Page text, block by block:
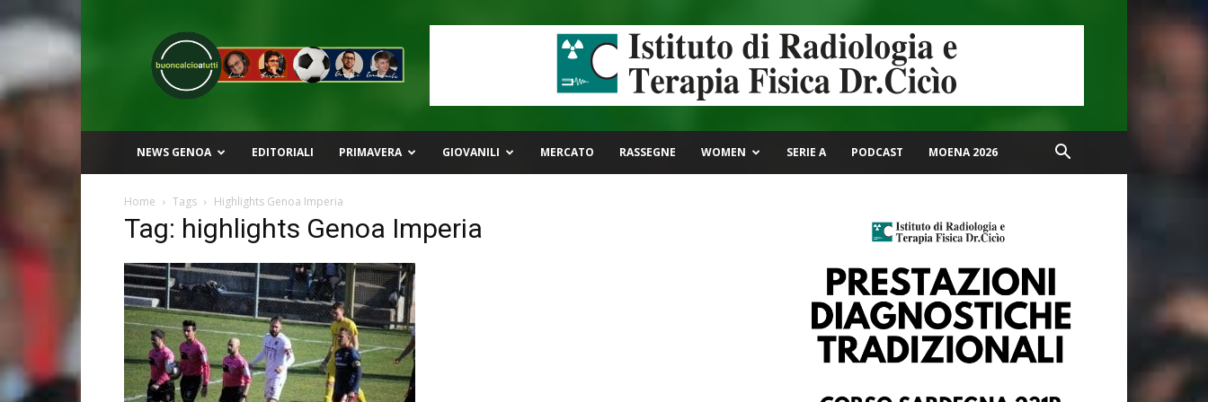
Buon
Calcio
a
Tutti
NEWS GENOA EDITORIALI PRIMAVERA GIOVANILI MERCATO RASSEGNE WOMEN SERIE A PODCAST MOENA 2026
Home Tags Highlights Genoa Imperia
Tag: highlights Genoa Imperia